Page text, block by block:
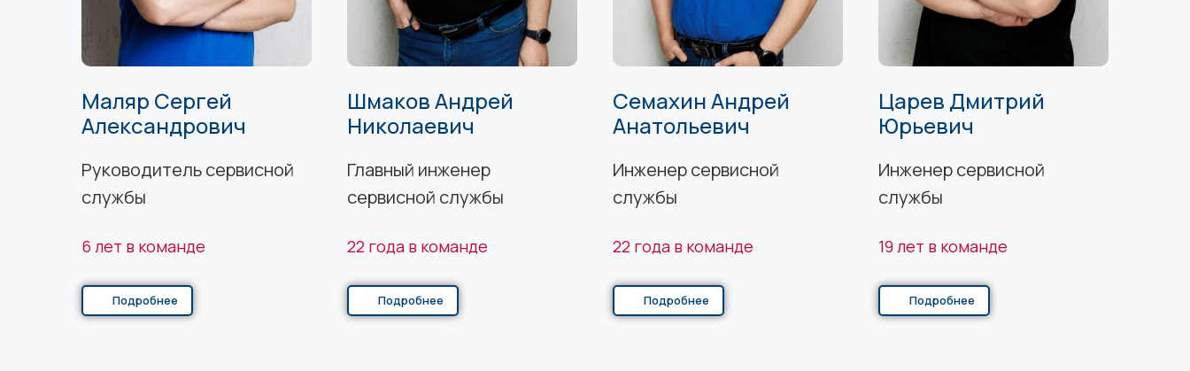
Маляр Сергей
Александрович
Руководитель сервисной
службы
6 лет в команде
Подробнее
Шмаков Андрей
Николаевич
Главный инженер
сервисной службы
22 года в команде
Подробнее
Семахин Андрей
Анатольевич
Инженер сервисной
службы
22 года в команде
Подробнее
Царев Дмитрий
Юрьевич
Инженер сервисной
службы
19 лет в команде
Подробнее